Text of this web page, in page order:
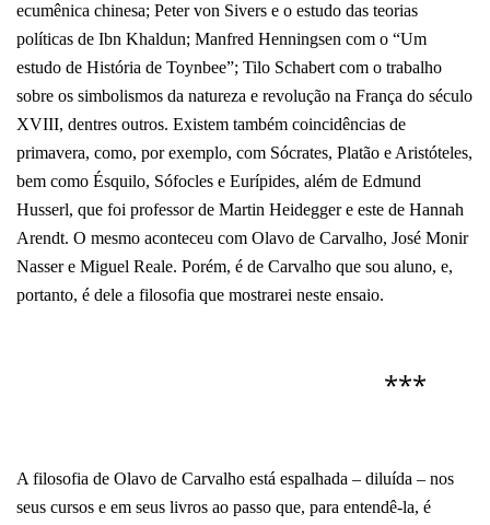
ecumênica chinesa; Peter von Sivers e o estudo das teorias
políticas de Ibn Khaldun; Manfred Henningsen com o “Um
estudo de História de Toynbee”; Tilo Schabert com o trabalho
sobre os simbolismos da natureza e revolução na França do século
XVIII, dentres outros. Existem também coincidências de
primavera, como, por exemplo, com Sócrates, Platão e Aristóteles,
bem como Ésquilo, Sófocles e Eurípides, além de Edmund
Husserl, que foi professor de Martin Heidegger e este de Hannah
Arendt. O mesmo aconteceu com Olavo de Carvalho, José Monir
Nasser e Miguel Reale. Porém, é de Carvalho que sou aluno, e,
portanto, é dele a filosofia que mostrarei neste ensaio.
***
A filosofia de Olavo de Carvalho está espalhada – diluída – nos
seus cursos e em seus livros ao passo que, para entendê-la, é